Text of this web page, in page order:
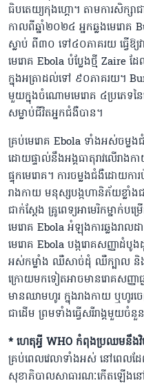
ធិបតេយ្យកុងហ្គោ។ តាមការសិក្
កាលពីឆ្នាំ២០២៤ អ្នកឆ្លងមេរោគ
ស្លាប់ ពី៣០ ទៅ៤០ភាគរយ ធ្វើឱ្យ
មេរោគ Ebola បំប្លែងថ្មី Zaire ដែ
ក្នុងអត្រាដល់ទៅ ៩០ភាគរយ។
មួយក្នុងចំណោមមេរោគ ៤ប្រភេទន
សម្លាប់ជីវិតអ្នកជំងឺបាន។
គ្រប់មេរោគ Ebola ទាំងអស់ចម្លង
ដោយផ្ទាល់នឹងអង្គធាតុរាវលើរាង
ផ្ទុកមេរោគ។ ការចម្លងជំងឺដោយកា
រាងកាយ មនុស្សបង្កហានិភ័យខ្លាំង
ជាក់ស្ដែង គ្រូពេទ្យអាមេរិកម្នាក់បម្
មេរោគ Ebola អំឡុងការឆ្លងរាល
មេរោគ Ebola បង្ករោគសញ្ញាដំបូង
អស់កម្លាំង ឈឺសាច់ដុំ ឈឺក្បាល
ក្រោយមកទៀតអាចមានរោគសញ្ញាធ្ង
មានឈាមហូរ ក្នុងរាងកាយ ឬហូរច
ជាដើម ព្រមទាំងធ្វើសរីរាង្គមួយ
* ហេតុអ្វី WHO កំពុងប្រឈមនឹងវិប
គ្រប់ពេលវេលាទាំងអស់ នៅពេលដ
សុខាភិបាលសាធារណៈកើតឡើង